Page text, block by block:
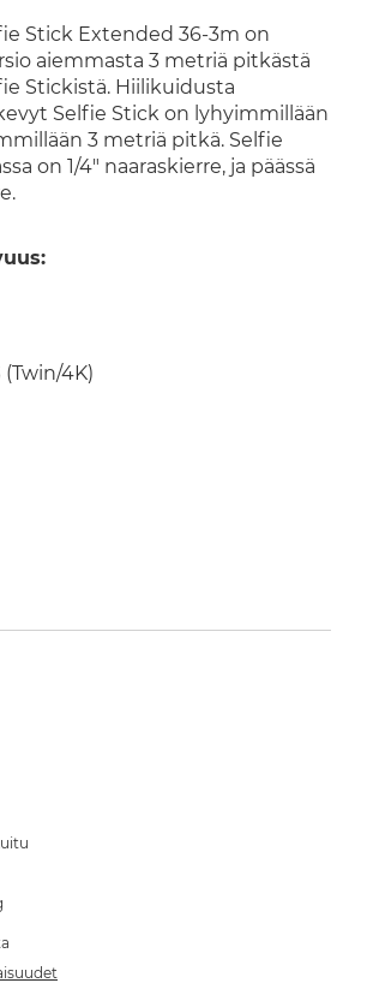
Stick Extended 36-3m on
aiemmasta 3 metriä pitkästä
Stickistä. Hiilikuidusta
Selfie Stick on lyhyimmillään
3 metriä pitkä. Selfie
on 1/4" naaraskierre, ja päässä
(Twin/4K)